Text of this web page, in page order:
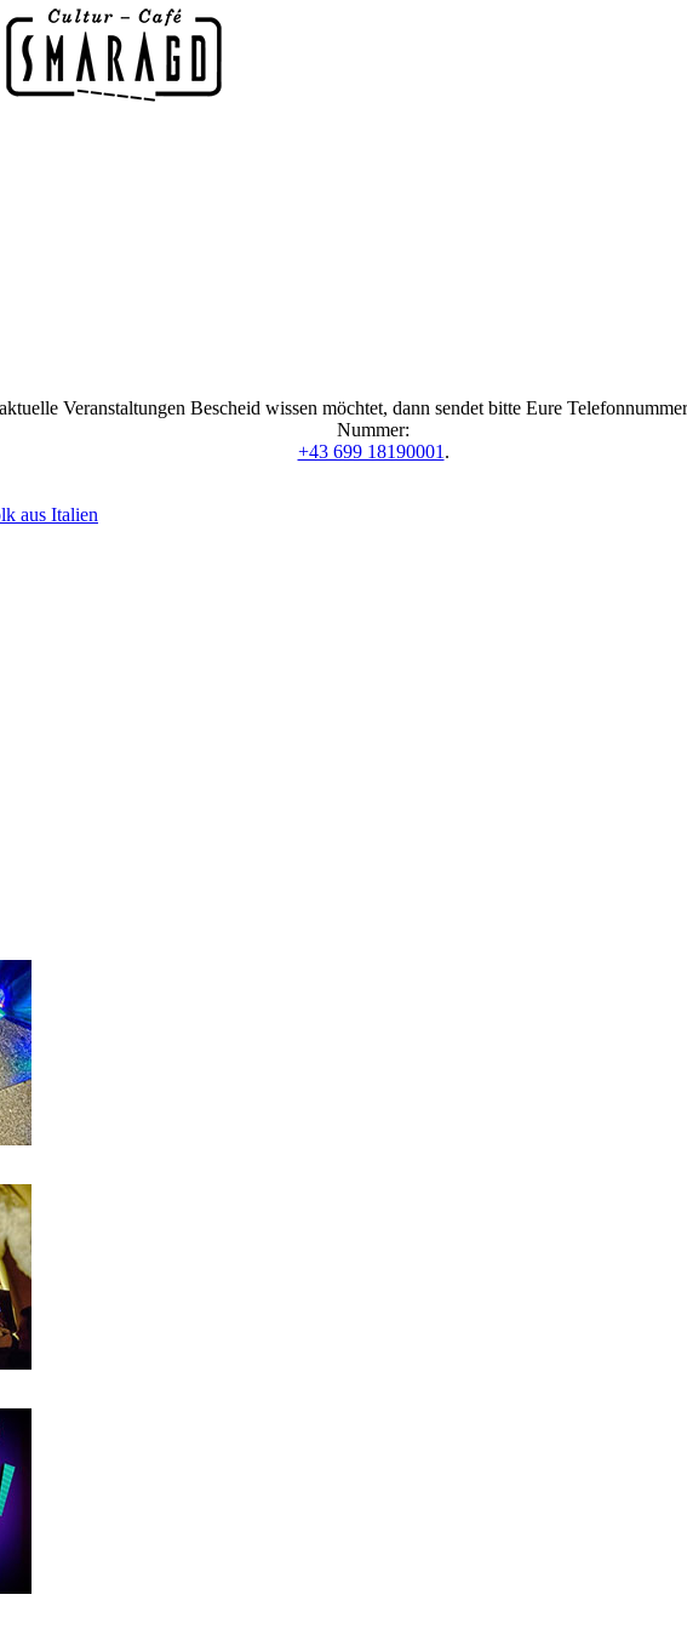
Veranstaltungen Bescheid wissen möchtet, dann sendet bitte Eure
Nummer:
+43 699 18190001 .
aus Italien